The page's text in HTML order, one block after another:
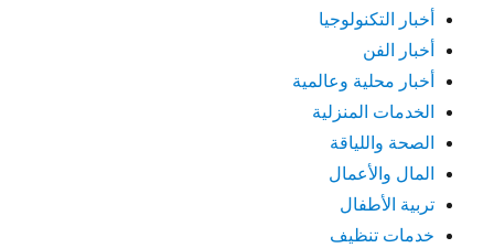
أخبار التكنولوجيا
أخبار الفن
أخبار محلية وعالمية
الخدمات المنزلية
الصحة واللياقة
المال والأعمال
تربية الأطفال
خدمات تنظيف